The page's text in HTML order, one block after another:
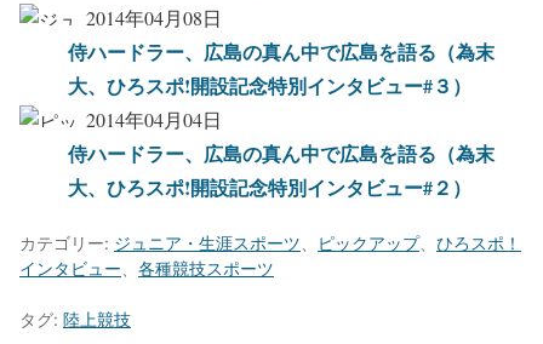
2014年04月08日
侍ハードラー、広島の真ん中で広島を語る（為末
大、ひろスポ!開設記念特別インタビュー#３）
2014年04月04日
侍ハードラー、広島の真ん中で広島を語る（為末
大、ひろスポ!開設記念特別インタビュー#２）
カテゴリー: ジュニア・生涯スポーツ ピックアップ、 ひろスポ！
インタビュー
各種競技スポーツ
タグ: 陸上競技